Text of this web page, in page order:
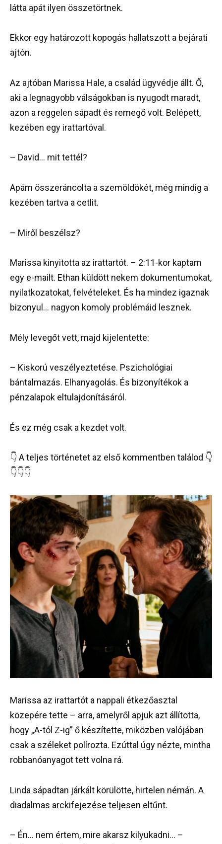
látta apát ilyen összetörtnek.
Ekkor egy határozott kopogás hallatszott a bejárati
ajtón.
Az ajtóban Marissa Hale, a család ügyvédje állt. Ő,
aki a legnagyobb válságokban is nyugodt maradt,
azon a reggelen sápadt és remegő volt. Belépett,
kezében egy irattartóval.
– David… mit tettél?
Apám összeráncolta a szemöldökét, még mindig a
kezében tartva a cetlit.
– Miről beszélsz?
Marissa kinyitotta az irattartót. – 2:11-kor kaptam
egy e-mailt. Ethan küldött nekem dokumentumokat,
nyilatkozatokat, felvételeket. És ha mindez igaznak
bizonyul… nagyon komoly problémáid lesznek.
Mély levegőt vett, majd kijelentette:
– Kiskorú veszélyeztetése. Pszichológiai
bántalmazás. Elhanyagolás. És bizonyítékok a
pénzalapok eltulajdonításáról.
És ez még csak a kezdet volt.
👇 A teljes történetet az első kommentben találod 👇
👇👇👇
Marissa az irattartót a nappali étkezőasztal
közepére tette – arra, amelyről apjuk azt állította,
hogy „A-tól Z-ig” ő készítette, miközben valójában
csak a széleket polírozta. Ezúttal úgy nézte, mintha
robbanóanyagot tett volna rá.
Linda sápadtan járkált körülötte, hirtelen némán. A
diadalmas arckifejezése teljesen eltűnt.
– Én… nem értem, mire akarsz kilyukadni… –